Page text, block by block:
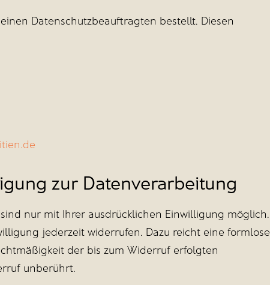
Datenschutzbeauftragten bestellt. Diesen
zur Datenverarbeitung
nur mit Ihrer ausdrücklichen Einwilligung möglich.
jederzeit widerrufen. Dazu reicht eine formlose
der bis zum Widerruf erfolgten
unberührt.